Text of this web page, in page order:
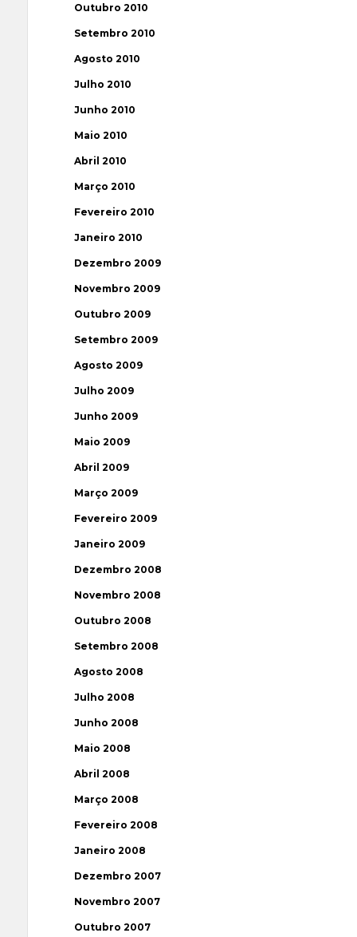
Outubro 2010
Setembro 2010
Agosto 2010
Julho 2010
Junho 2010
Maio 2010
Abril 2010
Março 2010
Fevereiro 2010
Janeiro 2010
Dezembro 2009
Novembro 2009
Outubro 2009
Setembro 2009
Agosto 2009
Julho 2009
Junho 2009
Maio 2009
Abril 2009
Março 2009
Fevereiro 2009
Janeiro 2009
Dezembro 2008
Novembro 2008
Outubro 2008
Setembro 2008
Agosto 2008
Julho 2008
Junho 2008
Maio 2008
Abril 2008
Março 2008
Fevereiro 2008
Janeiro 2008
Dezembro 2007
Novembro 2007
Outubro 2007